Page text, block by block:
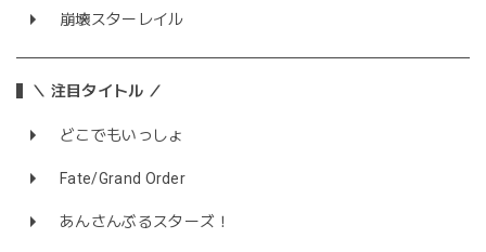
崩壊スターレイル
＼ 注目タイトル ／
どこでもいっしょ
Fate/Grand Order
あんさんぶるスターズ！